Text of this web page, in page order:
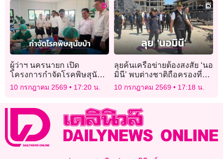
ผู้ว่าฯ นครนายก เปิด
โครงการกำจัดโรคพิษสุนัข
บ้า เดินหน้าเป้าหมาย ‘สัตว์
ปลอดโรค คนปลอดภัย’
10 กรกฎาคม 2569 17:20 น.
ลุยค้นเครือข่ายต้องสงสัย ‘นอ
มินี’ พบต่างชาติถือครองที่ดิน
กว่า 1.5 พันล้าน
10 กรกฎาคม 2569 17:18 น.